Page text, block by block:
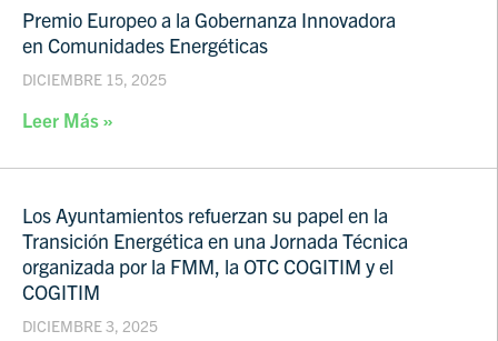
Premio Europeo a la Gobernanza Innovadora
en Comunidades Energéticas
DICIEMBRE 15, 2025
Leer Más »
Los Ayuntamientos refuerzan su papel en la
Transición Energética en una Jornada Técnica
organizada por la FMM, la OTC COGITIM y el
COGITIM
DICIEMBRE 3, 2025